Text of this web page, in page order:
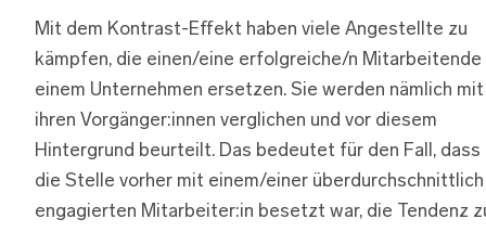
Mit dem Kontrast-Effekt haben viele Angestellte zu
kämpfen, die einen/eine erfolgreiche/n Mitarbeitende
einem Unternehmen ersetzen. Sie werden nämlich mit
ihren Vorgänger:innen verglichen und vor diesem
Hintergrund beurteilt. Das bedeutet für den Fall, dass
die Stelle vorher mit einem/einer überdurchschnittlich
engagierten Mitarbeiter:in besetzt war, die Tendenz